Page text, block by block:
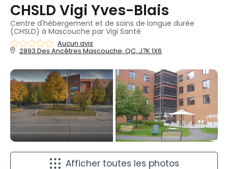
CHSLD Vigi Yves-Blais
Centre d'hébergement et de soins de longue durée
(CHSLD) à Mascouche par Vigi Santé
Aucun avis
2893 Des Ancêtres Mascouche, QC, J7K 1X6
Afficher toutes les photos